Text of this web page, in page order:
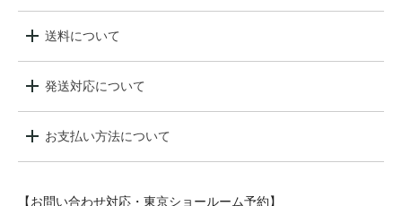
送料について
発送対応について
お支払い方法について
【お問い合わせ対応・東京ショールーム予約】